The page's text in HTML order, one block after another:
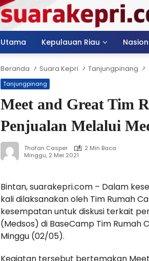
Utama
Kepulauan Riau
Beranda Suara Kepri Tanjungpinang
Tanjungpinang
Meet and Great Tim
Penjualan Melalui
Thafan Casper
2 Min Baca
Minggu, 2 Mei 2021
Bintan, suarakepri.com – Dalam
kali dilaksanakan oleh Tim Rumah
kesempatan untuk diskusi terkait
(Medsos) di BaseCamp Tim Rumah
Minggu (02/05).